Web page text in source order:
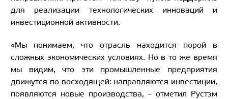
для реализации технологических инноваций и
инвестиционной активности.
«Мы понимаем, что отрасль находится порой в
сложных экономических условиях. Но в то же время
мы видим, что эти промышленные предприятия
движутся по восходящей: направляются инвестиции,
появляются новые производства, – отметил Рустэм